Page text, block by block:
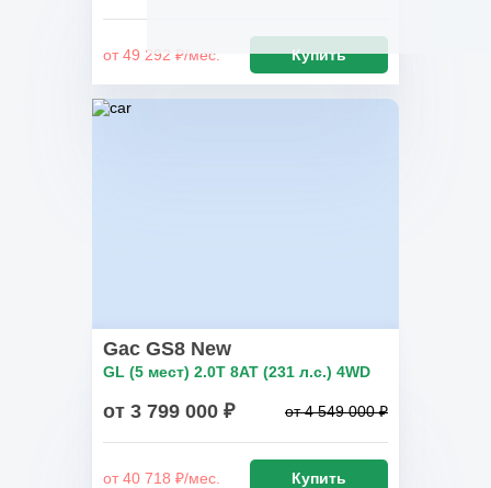
от 49 292 ₽/мес. Купить
Gac GS8 New
GL (5 мест) 2.0T 8AT (231 л.с.) 4WD
от 3 799 000 ₽ от 4 549 000 ₽
от 40 718 ₽/мес. Купить